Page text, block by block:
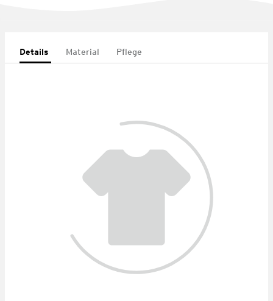
Details Material Pflege